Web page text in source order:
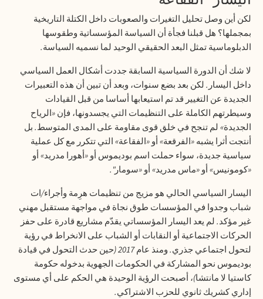
لكن أين وصل تحليل التغيرات والصعوبات داخل الكتلة التاريخية
بمجملها؟ هل قبلنا فجأة أن السياسة المؤسساتية وطقوسها
الدبلوماسية تمثل البعد الحقيقي الوحيد لما نسميه السياسة.
لا شك أن الدورة السياسية السابقة جددت أشكال العمل السياسي
داخل اليسار .لكن بعد بضع سنوات، وبعد أن تبين أن هذه التعبيرات
الجديدة عن التغيير قد تم استيعابها أساسا من قبل القيادات
وسيطرتهم الكاملة على التنظيمات التي يجسدونها، فإن«الرياح
الجديدة»لم تنجح في خلق قوى مقاومة على المدى المتوسط.بل
أنتجت أثرا يشبه«الفرقعة»أو«الفقاعة»التي تتكرر مع كل عملية
سياسية جديدة، سواء حملت اسم بوديموس أو«أهورا مدريد»أو
«كومونيس»أو«ماس مدريد»أو«سومار".
اليسار السياسي الحالي هو مزيج من تنظيمات هرِمة وأجراء/ات
شباب وجدوا في المؤسسات طوق نجاة في مواجهة مستقبل مهني
غير مؤكد.لم يعد اليسار المؤسساتي يقدّم مشاريع قادرة على حفز
الحركات الاجتماعية أو النقابات أو الشباب على الانخراط في رؤية
لتحول اجتماعي جذري.ومنذ عام2017 ( حين حدث التحول في قيادة
بوديموس نحو المشاركة في الحكومات الجهوية بدخوله حكومة
كاستيا لا مانتشا)، أصبحت الرؤية الوحيدة هي الحكم على أي مستوى
إداري كشريك ثانوي للحزب الاشتراكي.